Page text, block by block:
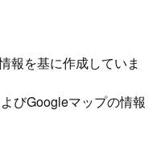
報を基に作成していま
びGoogleマップの情報